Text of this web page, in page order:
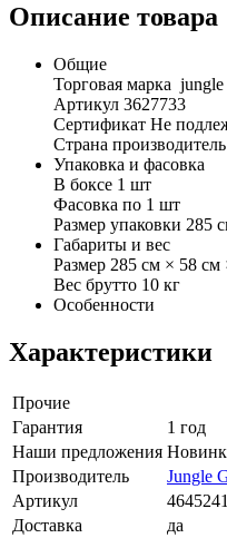
Описание товара
Общие
Торговая марка
Артикул 3627733
Сертификат Не
Страна
Упаковка и фасовка
В боксе 1 шт
Фасовка по 1 шт
Размер упаковки 285
Габариты и вес
Размер 285 см × 58 см
Вес брутто 10 кг
Особенности
Характеристики
Прочие
Гарантия
1 год
Наши предложения
Производитель
Jungle
Артикул
Доставка
да